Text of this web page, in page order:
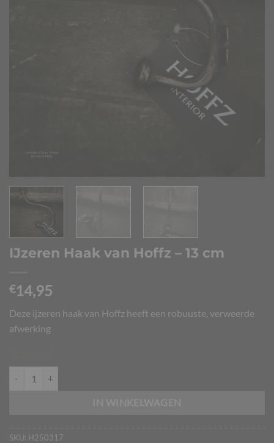
IJzeren Haak van Hoffz – 13 cm
€14,95
Deze ijzeren haak van Hoffz heeft een robuuste, verweerde
afwerking
SKU: H250317